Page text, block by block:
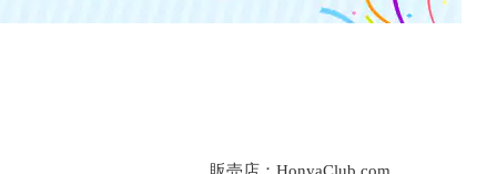
販売店：HonyaClub.com